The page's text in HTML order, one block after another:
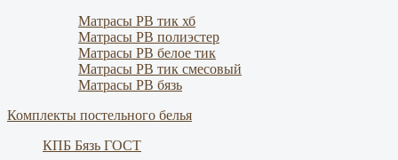
Матрасы РВ тик хб
Матрасы РВ полиэстер
Матрасы РВ белое тик
Матрасы РВ тик смесовый
Матрасы РВ бязь
Комплекты постельного белья
КПБ Бязь ГОСТ